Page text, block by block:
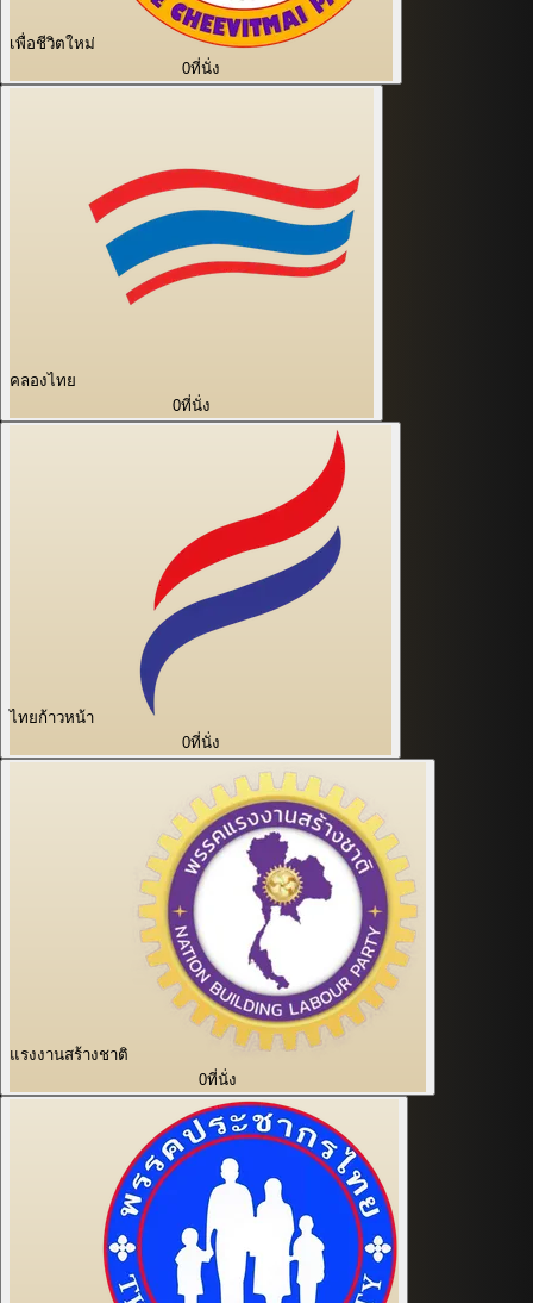
เพื่อชีวิตใหม่
0ที่นั่ง
คลองไทย
0ที่นั่ง
ไทยก้าวหน้า
0ที่นั่ง
แรงงานสร้างชาติ
0ที่นั่ง